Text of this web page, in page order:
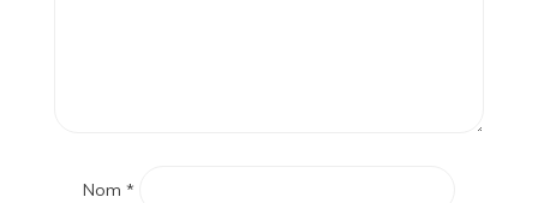
Nom *